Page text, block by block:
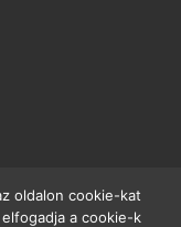
oldalon cookie-kat
a cookie-k